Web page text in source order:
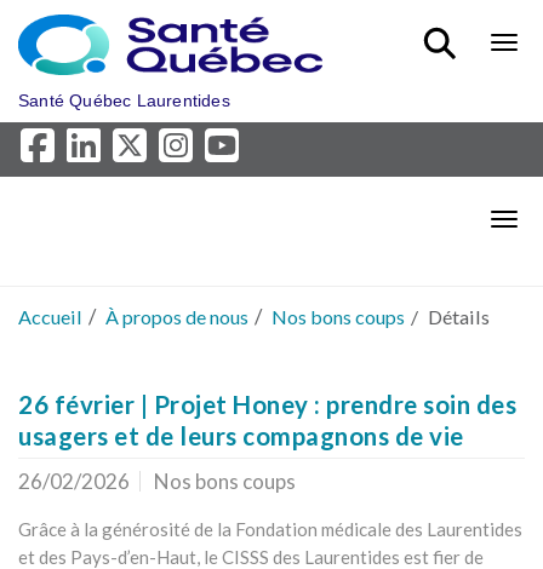
Aller au menu principal
Santé Québec Laurentides
Accueil À propos de nous Nos bons coups Détails
26 février | Projet Honey : prendre soin des
usagers et de leurs compagnons de vie
26/02/2026 Nos bons coups
Grâce à la générosité de la Fondation médicale des Laurentides
et des Pays-d’en-Haut, le CISSS des Laurentides est fier de